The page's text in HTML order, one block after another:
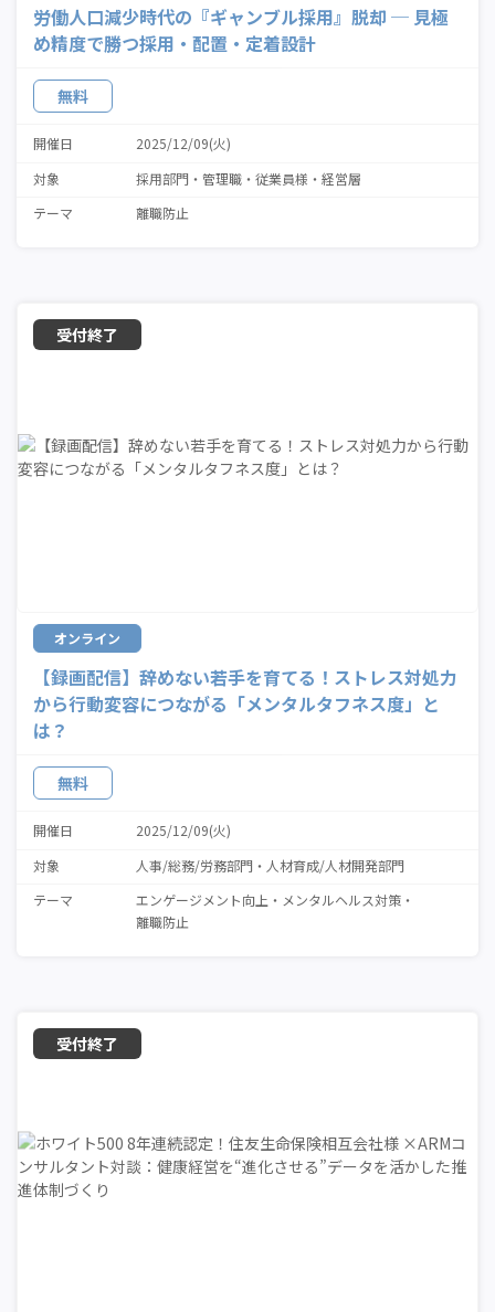
労働人口減少時代の『ギャンブル採用』脱却 ─ 見極
め精度で勝つ採用・配置・定着設計
無料
開催日
2025/12/09(火)
対象
採用部門 管理職・従業員様
経営層
テーマ
離職防止
オンライン
【録画配信】辞めない若手を育てる！ストレス対処力
から行動変容につながる「メンタルタフネス度」と
は？
無料
開催日
2025/12/09(火)
対象
人事/総務/労務部門
人材育成/人材開発部門
テーマ
エンゲージメント向上
メンタルヘルス対策
離職防止